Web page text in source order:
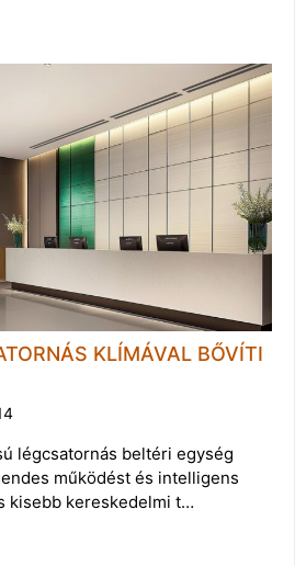
KLÍMÁVAL BŐVÍTI
légcsatornás beltéri egység
működést és intelligens
kisebb kereskedelmi t…